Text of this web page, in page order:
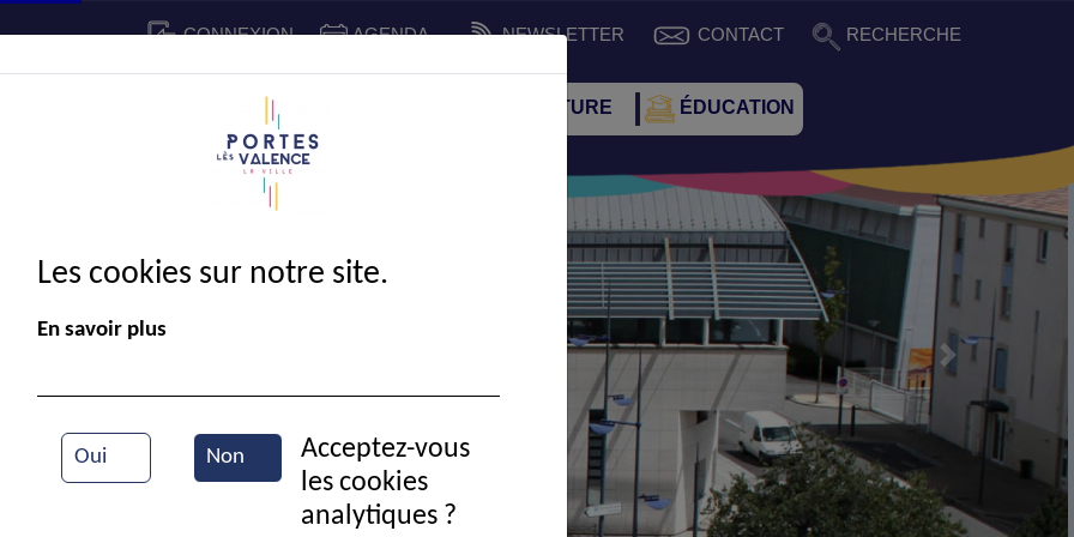
CONNEXION AGENDA NEWSLETTER CONTACT RECHERCHE
CADRE DE VIE SPORT ET CULTURE ÉDUCATION
Vue aérienne de la ville
Suivant
Les cookies sur notre site.
En savoir plus
Oui Non
Acceptez-vous
les cookies
analytiques ?